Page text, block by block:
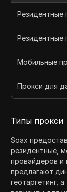
Резидентные
Резидентные
Мобильные
Прокси для
Типы прокси
Soax
резидентные,
провайдеров и
предлагают
геотаргетинг,